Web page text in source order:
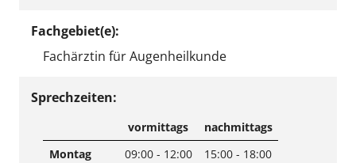
Fachgebiet(e):
Fachärztin für Augenheilkunde
Sprechzeiten:
vormittags
nachmittags
Montag
09:00 - 12:00
15:00 - 18:00